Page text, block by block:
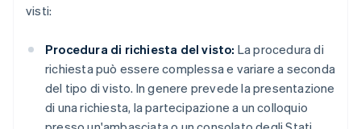
visti:
Procedura di richiesta del visto: La procedura di
richiesta può essere complessa e variare a seconda
del tipo di visto. In genere prevede la presentazione
di una richiesta, la partecipazione a un colloquio